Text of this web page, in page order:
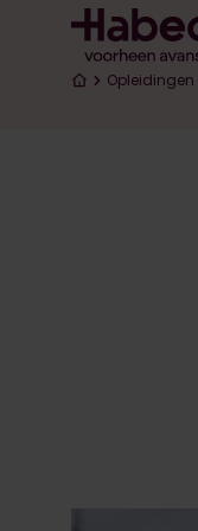
Overslaan en naar
Opleidingen